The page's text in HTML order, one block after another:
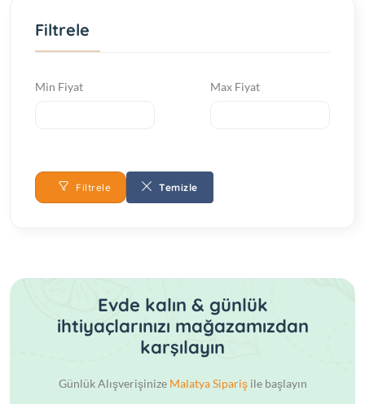
Filtrele
Min Fiyat Max Fiyat
Filtrele Temizle
Evde kalın & günlük
ihtiyaçlarınızı mağazamızdan
karşılayın
Günlük Alışverişinize Malatya Siparişile başlayın